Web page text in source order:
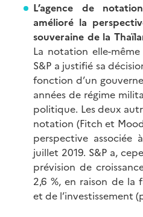
L’agence de
amélioré la
souveraine de la
La notation elle-même
S&P a justifié sa
fonction d’un
années de régime
politique. Les deux
notation (Fitch et
perspective associée
juillet 2019. S&P a,
prévision de
2,6 %, en raison de la
et de l’investissement